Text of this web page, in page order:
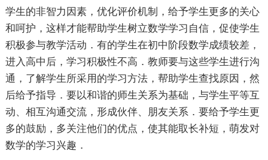
学生的非智力因素，优化评价机制，给予学生更多的关心
和呵护，这样才能帮助学生树立数学学习自信，促使学生
积极参与教学活动．有的学生在初中阶段数学成绩较差，
进入高中后，学习积极性不高．教师要与这些学生进行沟
通，了解学生所采用的学习方法，帮助学生查找原因，然
后给予指导．要以和谐的师生关系为基础，与学生平等互
动、相互沟通交流，形成伙伴、朋友关系．要给予学生更
多的鼓励，多关注他们的优点，使其能取长补短，萌发对
数学的学习兴趣．